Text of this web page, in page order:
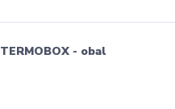
TERMOBOX - obal